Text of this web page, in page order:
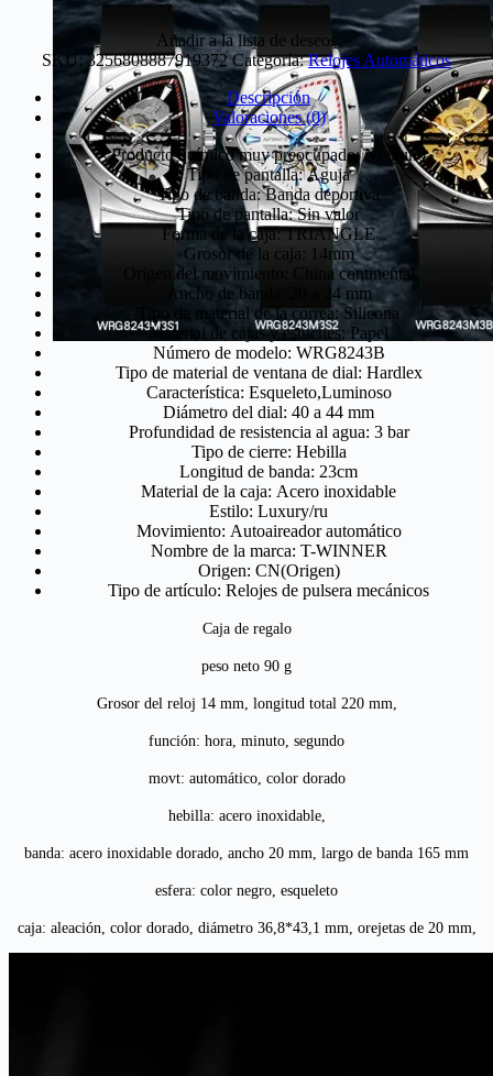
Añadir a la lista de deseos
SKU:3256808887919372 Categoría:Relojes Automáticos
Descripción
Valoraciones (0)
Producto químico muy preocupado:Ninguno
Tipo de pantalla:Aguja
Tipo de banda:Banda deportiva
Tipo de pantalla:Sin valor
Forma de la caja:TRIANGLE
Grosor de la caja: 14mm
Origen del movimiento:
China continental
Ancho de banda:
20 a 24 mm
Tipo de material de la correa: Silicona
Material de cajas y estuches: Papel
Número de modelo: WRG8243B
Tipo de material de ventana de dial: Hardlex
Característica: Esqueleto,Luminoso
Diámetro del dial: 40 a 44 mm
Profundidad de resistencia al agua: 3 bar
Tipo de cierre: Hebilla
Longitud de banda: 23cm
Material de la caja: Acero inoxidable
Estilo: Luxury/ru
Movimiento: Autoaireador automático
Nombre de la marca: T-WINNER
Origen: CN(Origen)
Tipo de artículo: Relojes de pulsera mecánicos
Caja de regalo
peso neto 90 g
Grosor del reloj 14 mm, longitud total 220 mm,
función: hora, minuto, segundo
movt: automático, color dorado
hebilla: acero inoxidable,
banda: acero inoxidable dorado, ancho 20 mm, largo de banda 165 mm
esfera: color negro, esqueleto
caja: aleación, color dorado, diámetro 36,8*43,1 mm, orejetas de 20 mm,